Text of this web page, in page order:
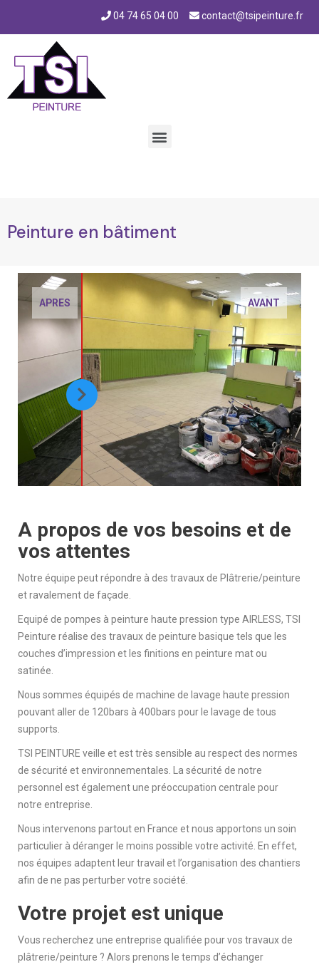
04 74 65 04 00 contact@tsipeinture.fr
Peinture en bâtiment
AVANT
APRES
A propos de vos besoins et de
vos attentes
Notre équipe peut répondre à des travaux de Plâtrerie/peinture
et ravalement de façade.
Equipé de pompes à peinture haute pression type AIRLESS, TSI
Peinture réalise des travaux de peinture basique tels que les
couches d’impression et les finitions en peinture mat ou
satinée.
Nous sommes équipés de machine de lavage haute pression
pouvant aller de 120bars à 400bars pour le lavage de tous
supports.
TSI PEINTURE veille et est très sensible au respect des normes
de sécurité et environnementales. La sécurité de notre
personnel est également une préoccupation centrale pour
notre entreprise.
Nous intervenons partout en France et nous apportons un soin
particulier à déranger le moins possible votre activité. En effet,
nos équipes adaptent leur travail et l’organisation des chantiers
afin de ne pas perturber votre société.
Votre projet est unique
Vous recherchez une entreprise qualifiée pour vos travaux de
plâtrerie/peinture ? Alors prenons le temps d’échanger